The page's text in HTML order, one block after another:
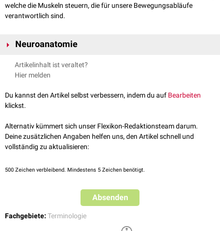
welche die Muskeln steuern, die für unsere Bewegungsabläufe
verantwortlich sind.
Neuroanatomie
Somatomotorische Nervenfasern finden sich bei allen
Perikarya
oculomotorius
trochlearisund abducens zu den äußeren
Augenmuskeln
sowie im
. Die zugehörigen Nervenzellen
Kerne liegen paramedian unmittelbar ventral am Bodens des
Ventrikels
und des Aquädukts
. Sie bilden eine der Vordersäule des
Rückenmarks entsprechende Kernreihe, bestehend aus folgenden
Kerngebieten:
Nucleus nervi oculomotorii
siehe auch:
somatosensibel
Artikelinhalt ist veraltet?
Hier melden
Du kannst den Artikel selbst verbessern, indem du auf Bearbeiten
klickst.
Alternativ kümmert sich unser Flexikon-Redaktionsteam darum.
Deine zusätzlichen Angaben helfen uns, den Artikel schnell und
vollständig zu aktualisieren:
500 Zeichen verbleibend. Mindestens 5 Zeichen benötigt.
Absenden
Fachgebiete: Terminologie